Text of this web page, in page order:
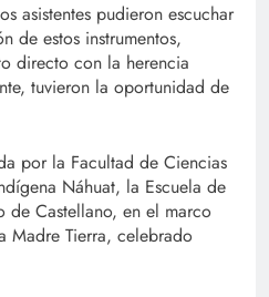
asistentes pudieron escuchar
de estos instrumentos,
directo con la herencia
tuvieron la oportunidad de
por la Facultad de Ciencias
Náhuat, la Escuela de
de Castellano, en el marco
Madre Tierra, celebrado